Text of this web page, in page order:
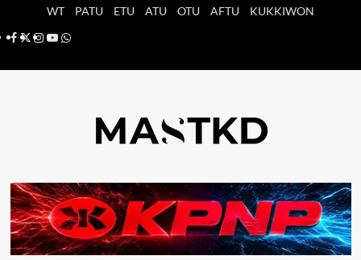
WT PATU ETU ATU OTU AFTU
KUKKIWON
Facebook
X Instagram
YouTube
Whatsapp